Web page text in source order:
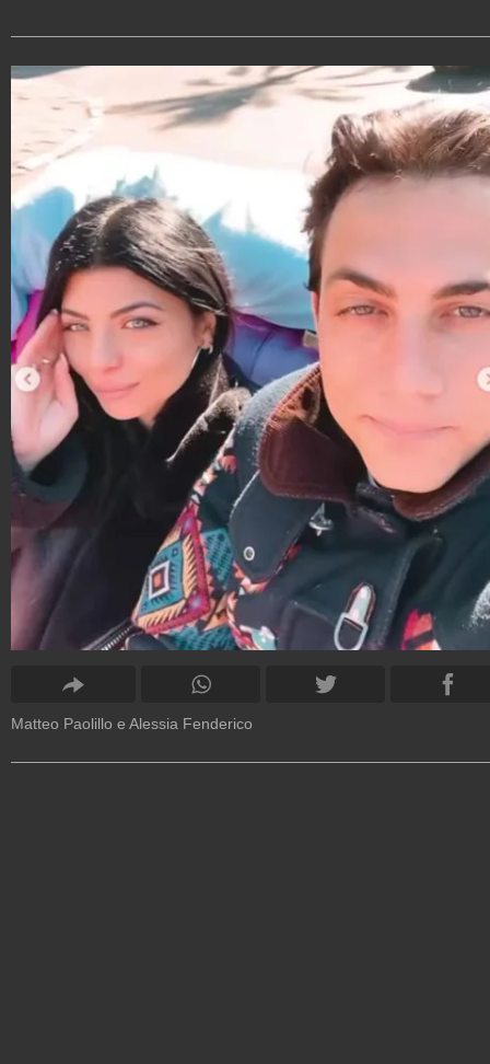
Matteo Paolillo e Alessia Fenderico